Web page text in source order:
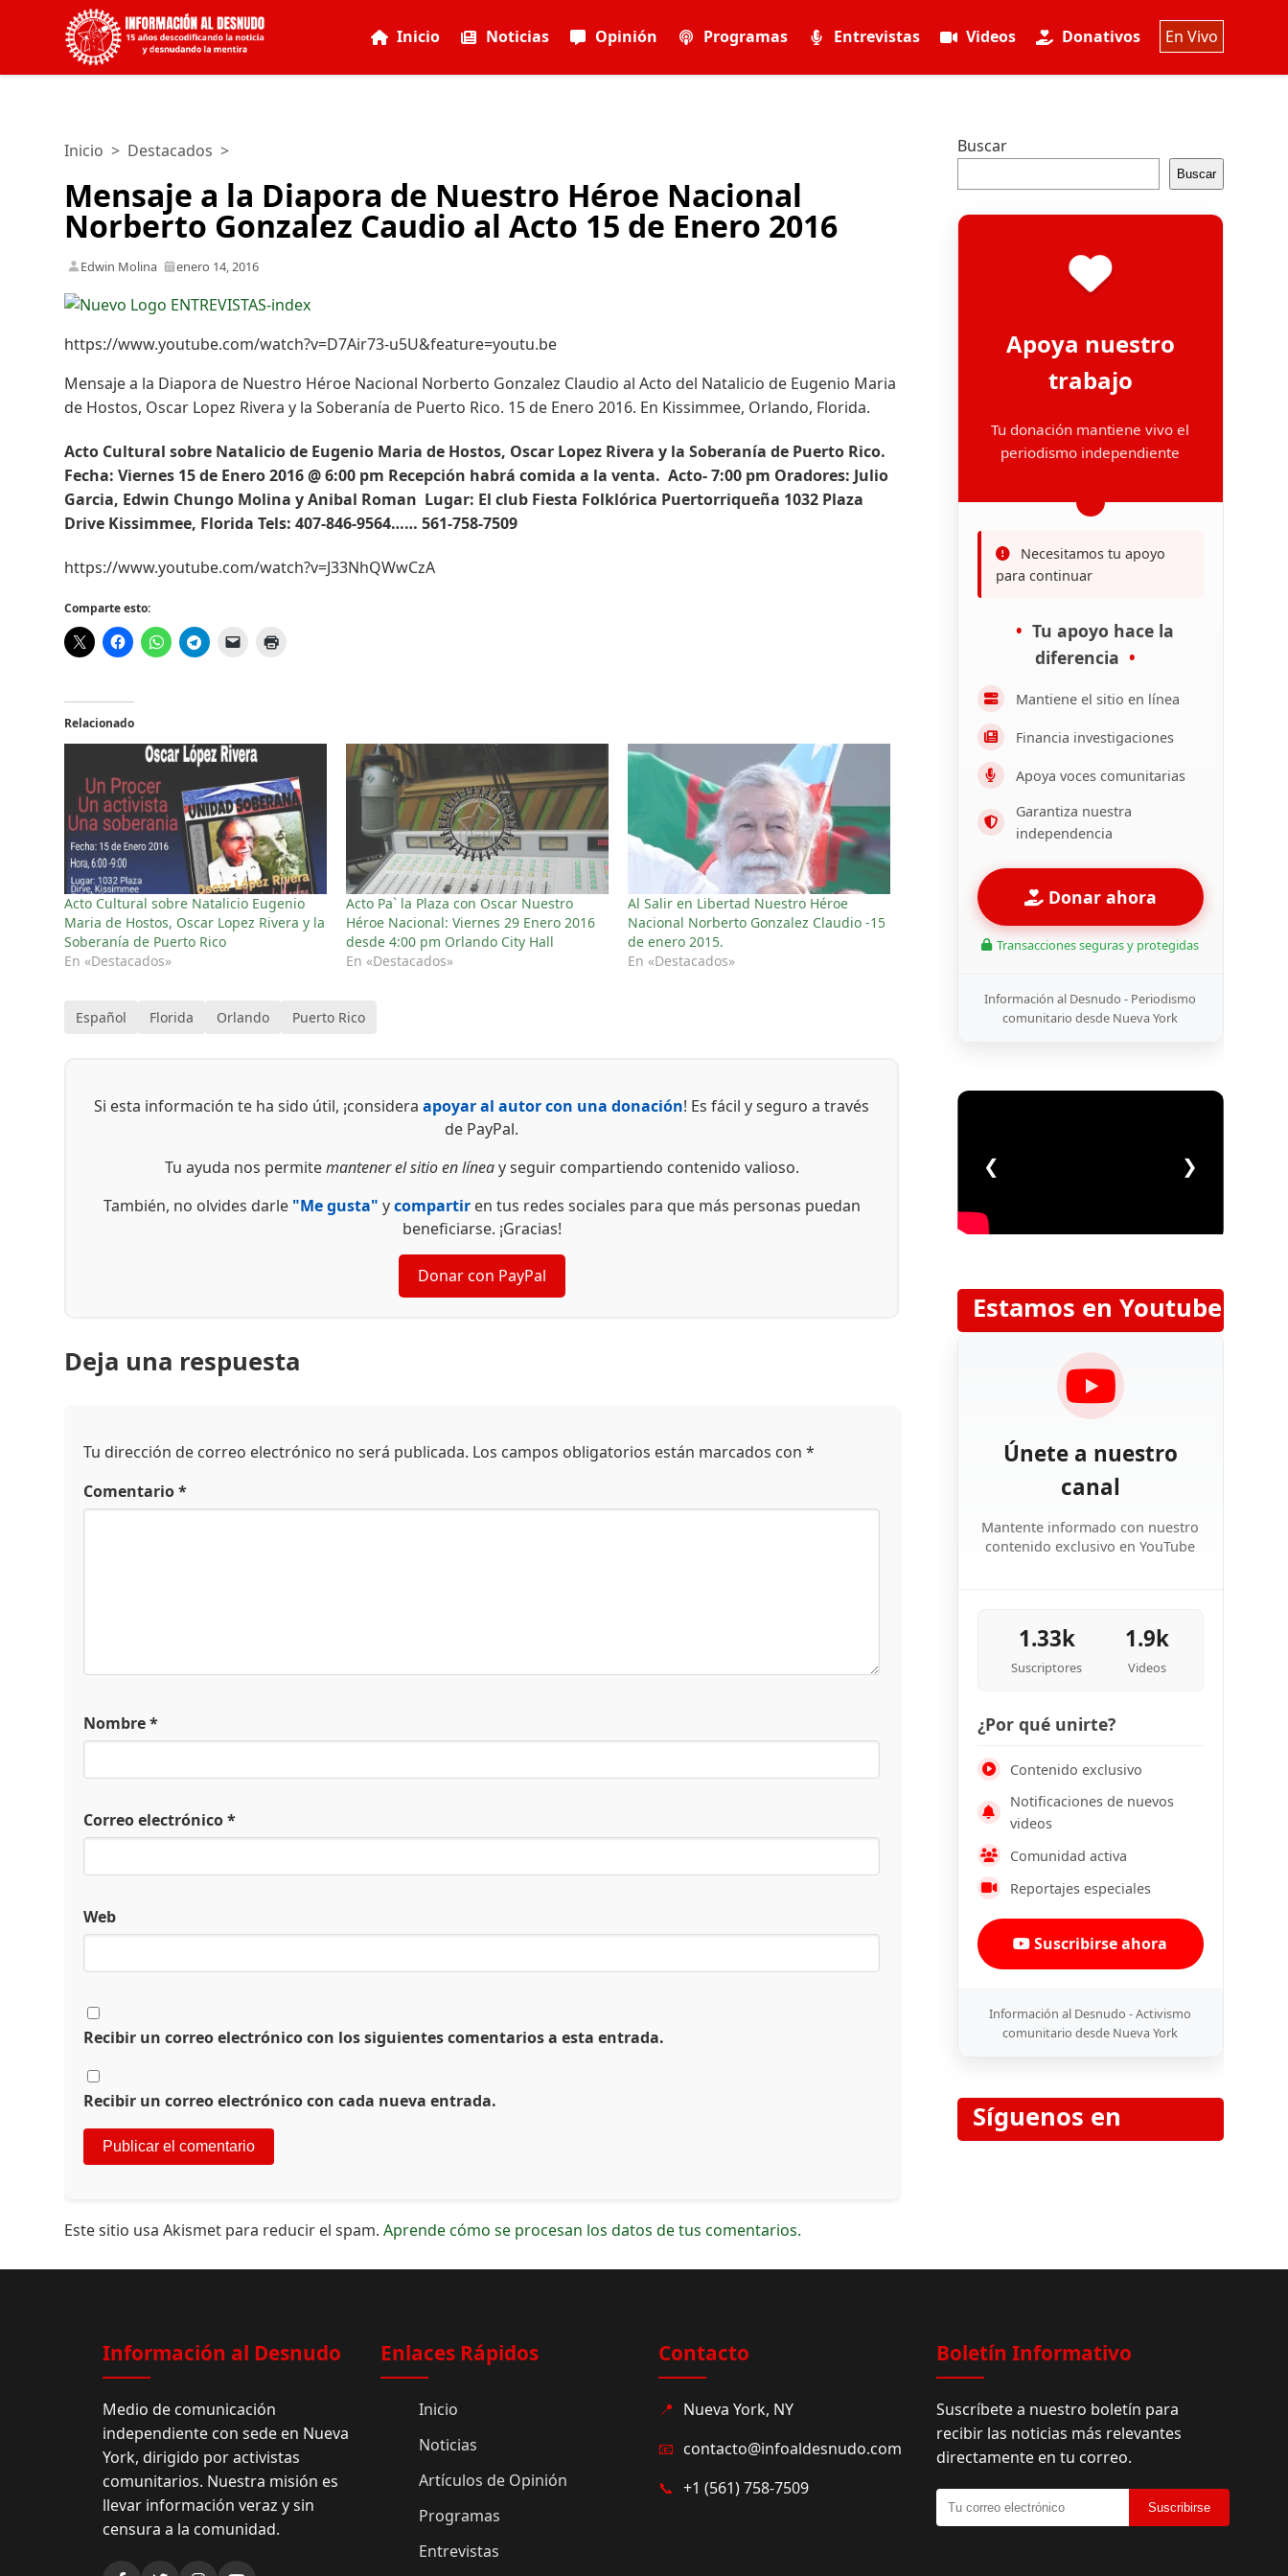
Inicio Noticias Opinión Programas Entrevistas Videos Donativos En Vivo
Inicio > Destacados >
Mensaje a la Diapora de Nuestro Héroe Nacional
Norberto Gonzalez Caudio al Acto 15 de Enero 2016
Edwin Molina enero 14, 2016
https://www.youtube.com/watch?v=D7Air73-u5U&feature=youtu.be
Mensaje a la Diapora de Nuestro Héroe Nacional Norberto Gonzalez Claudio al Acto del Natalicio de Eugenio Maria
de Hostos, Oscar Lopez Rivera y la Soberanía de Puerto Rico. 15 de Enero 2016. En Kissimmee, Orlando, Florida.
Acto Cultural sobre Natalicio de Eugenio Maria de Hostos, Oscar Lopez Rivera y la Soberanía de Puerto Rico.
Fecha: Viernes 15 de Enero 2016 @ 6:00 pm Recepción habrá comida a la venta. Acto- 7:00 pm Oradores: Julio
Garcia, Edwin Chungo Molina y Anibal Roman Lugar: El club Fiesta Folklórica Puertorriqueña 1032 Plaza
Drive Kissimmee, Florida Tels: 407-846-9564…… 561-758-7509
https://www.youtube.com/watch?v=J33NhQWwCzA
Comparte esto:
Relacionado
Acto Cultural sobre Natalicio Eugenio
Maria de Hostos, Oscar Lopez Rivera y la
Soberanía de Puerto Rico
En «Destacados»
Acto Pa` la Plaza con Oscar Nuestro
Héroe Nacional: Viernes 29 Enero 2016
desde 4:00 pm Orlando City Hall
En «Destacados»
Al Salir en Libertad Nuestro Héroe
Nacional Norberto Gonzalez Claudio -15
de enero 2015.
En «Destacados»
Español Florida Orlando Puerto Rico
Si esta información te ha sido útil, ¡consideraapoyar al autor con una donación! Es fácil y seguro a través
de PayPal.
Tu ayuda nos permitemantener el sitio en líneay seguir compartiendo contenido valioso.
También, no olvides darle "Me gusta" ycompartiren tus redes sociales para que más personas puedan
beneficiarse. ¡Gracias!
Donar con PayPal
Deja una respuesta
Tu dirección de correo electrónico no será publicada. Los campos obligatorios están marcados con*
Comentario*
Nombre*
Correo electrónico*
Web
Recibir un correo electrónico con los siguientes comentarios a esta entrada.
Recibir un correo electrónico con cada nueva entrada.
Este sitio usa Akismet para reducir el spam.Aprende cómo se procesan los datos de tus comentarios.
Buscar
Buscar
Apoya nuestro
trabajo
Tu donación mantiene vivo el
periodismo independiente
Necesitamos tu apoyo
para continuar
Tu apoyo hace la
diferencia
Mantiene el sitio en línea
Financia investigaciones
Apoya voces comunitarias
Garantiza nuestra
independencia
Donar ahora
Transacciones seguras y protegidas
Información al Desnudo - Periodismo
comunitario desde Nueva York
❮ ❯
Estamos en Youtube
Únete a nuestro
canal
Mantente informado con nuestro
contenido exclusivo en YouTube
1.33k
Suscriptores
1.9k
Videos
¿Por qué unirte?
Contenido exclusivo
Notificaciones de nuevos
videos
Comunidad activa
Reportajes especiales
Suscribirse ahora
Información al Desnudo - Activismo
comunitario desde Nueva York
Síguenos en
Información al Desnudo
Medio de comunicación
independiente con sede en Nueva
York, dirigido por activistas
comunitarios. Nuestra misión es
llevar información veraz y sin
censura a la comunidad.
Enlaces Rápidos
Inicio
Noticias
Artículos de Opinión
Programas
Entrevistas
Contacto
📍 Nueva York, NY
📧 contacto@infoaldesnudo.com
📞 +1 (561) 758-7509
Boletín Informativo
Suscríbete a nuestro boletín para
recibir las noticias más relevantes
directamente en tu correo.
Suscribirse